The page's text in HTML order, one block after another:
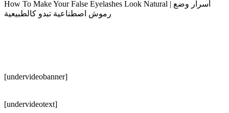
How To Make Your False Eyelashes Look Natural | أسرار وضع
رموش اصطناعية تبدو كالطبيعية
[undervideobanner]
[undervideotext]